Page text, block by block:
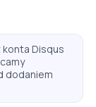
konta Disqus
dodaniem